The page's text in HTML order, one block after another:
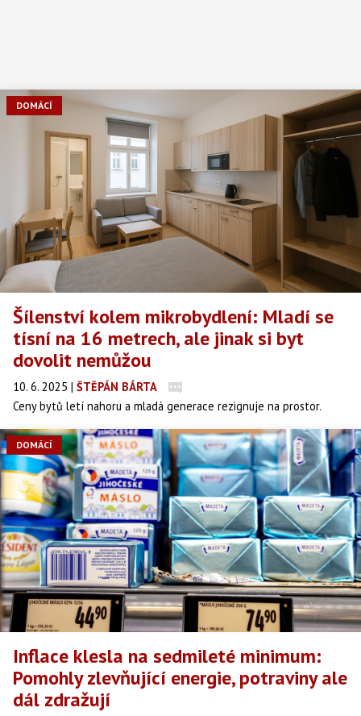
DOMÁCÍ
Šílenství kolem mikrobydlení: Mladí se
tísní na 16 metrech, ale jinak si byt
dovolit nemůžou
10. 6. 2025 | ŠTĚPÁN BÁRTA
Ceny bytů letí nahoru a mladá generace rezignuje na prostor.
Mikrobyty bez kuchyně a s koupelnou velikosti skříně jsou teď
hitem a developeři jásají.
DOMÁCÍ
Inflace klesla na sedmileté minimum:
Pomohly zlevňující energie, potraviny ale
dál zdražují